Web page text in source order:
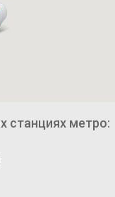
станциях метро: